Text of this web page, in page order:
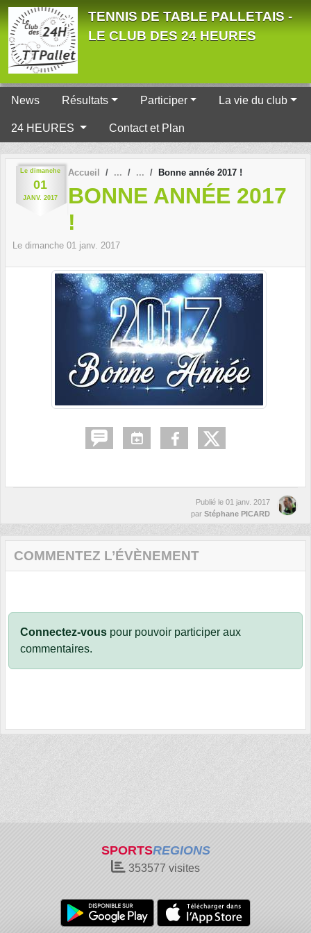
TENNIS DE TABLE PALLETAIS -
LE CLUB DES 24 HEURES
News Résultats Participer La vie du club
24 HEURES Contact et Plan
Le dimanche
01
JANV. 2017
Accueil Bonne année 2017 !
BONNE ANNÉE 2017
!
Le dimanche 01 janv. 2017
Publié le 01 janv. 2017
par Stéphane PICARD
COMMENTEZ L’ÉVÈNEMENT
Connectez-vous pour pouvoir participer aux
commentaires.
SPORTSREGIONS
353577 visites
Panneau de gestion des cookies